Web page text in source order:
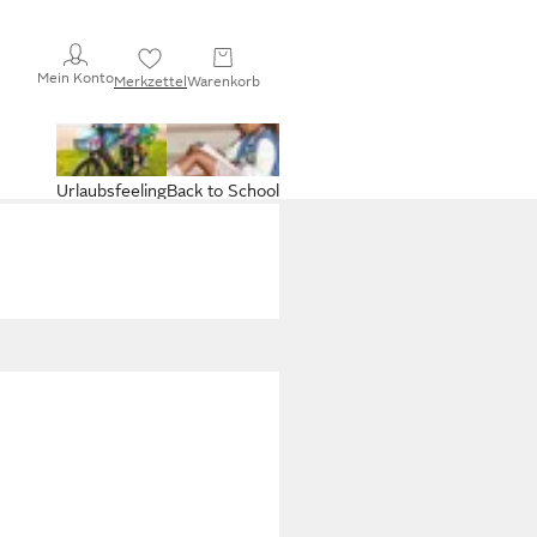
Mein KontoMerkzettelWarenkorb
Back to School
Urlaubsfeeling